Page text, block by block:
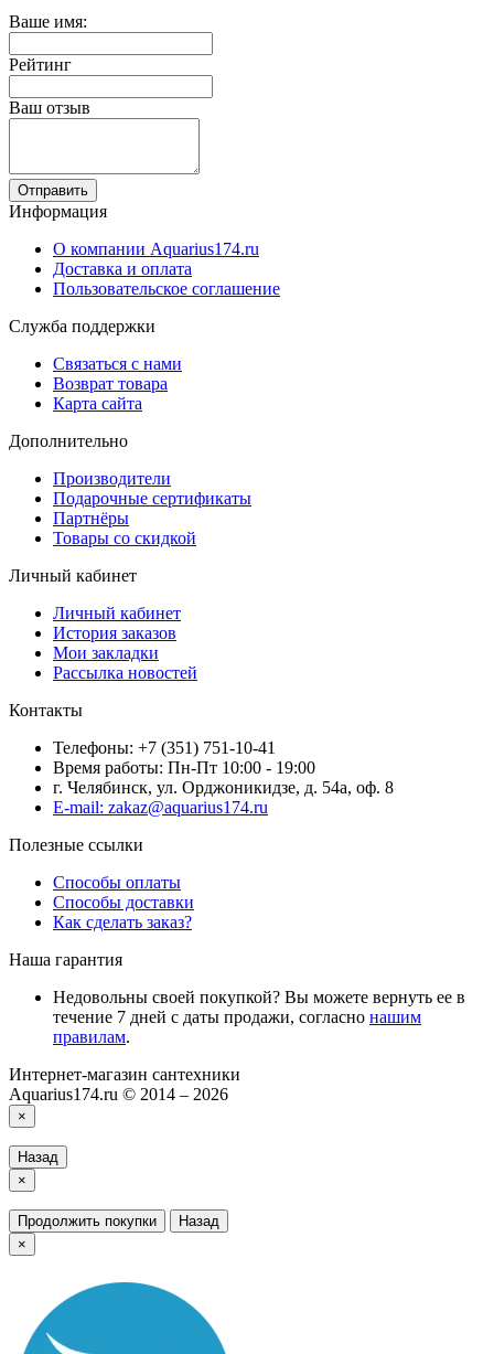
Ваше имя:
Рейтинг
Ваш отзыв
Отправить
Информация
О компании Aquarius174.ru
Доставка и оплата
Пользовательское соглашение
Служба поддержки
Связаться с нами
Возврат товара
Карта сайта
Дополнительно
Производители
Подарочные сертификаты
Партнёры
Товары со скидкой
Личный кабинет
Личный кабинет
История заказов
Мои закладки
Рассылка новостей
Контакты
Телефоны: +7 (351) 751-10-41
Время работы: Пн-Пт 10:00 - 19:00
г. Челябинск, ул. Орджоникидзе, д. 54а, оф. 8
E-mail: zakaz@aquarius174.ru
Полезные ссылки
Способы оплаты
Способы доставки
Как сделать заказ?
Наша гарантия
Недовольны своей покупкой? Вы можете вернуть ее в
течение 7 дней с даты продажи, согласно нашим
правилам.
Интернет-магазин сантехники
Aquarius174.ru © 2014 – 2026
×
Назад
×
Продолжить покупки
Назад
×